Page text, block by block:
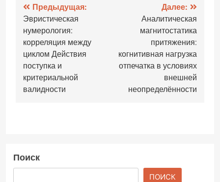
Навигация
по
записям
Предыдущая:
Эвристическая
нумерология:
корреляция между
циклом Действия
поступка и
критериальной
валидности
Далее:
Аналитическая
магнитостатика
притяжения:
когнитивная нагрузка
отпечатка в условиях
внешней
неопределённости
Поиск
ПОИСК